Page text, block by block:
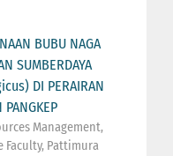
BUBU NAGA
SUMBERDAYA
DI PERAIRAN
PANGKEP
Management,
Faculty, Pattimura